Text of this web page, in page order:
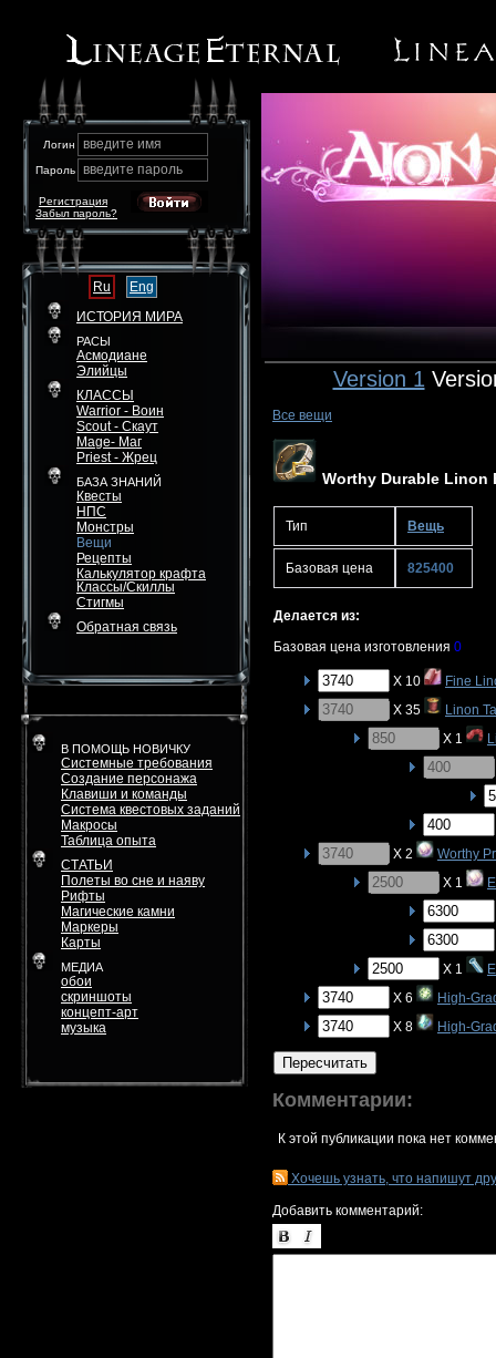
Логин введите имя
Пароль введите пароль
Забыл пароль?
Регистрация
Ru
Eng
ИСТОРИЯ МИРА
РАСЫ
Асмодиане
Элийцы
КЛАССЫ
Warrior - Воин
Scout - Скаут
Mage- Маг
Priest - Жрец
БАЗА ЗНАНИЙ
Квесты
НПС
Монстры
Вещи
Рецепты
Калькулятор крафта
Классы/Скиллы
Стигмы
Обратная связь
В ПОМОЩЬ НОВИЧКУ
Системные требования
Создание персонажа
Клавиши и команды
Система квестовых заданий
Макросы
Таблица опыта
СТАТЬИ
Полеты во сне и наяву
Рифты
Магические камни
Маркеры
Карты
МЕДИА
обои
скриншоты
концепт-арт
музыка
Version 1
Все вещи
Worthy Durable Linon
Тип Вещь
Базовая цена 825400
Делается из:
Базовая цена изготовления 0
X 10
Fine
X 35
Linon
X 1
X 2
Worthy
X 1
X 1
X 6
High-
X 8
High-
Пересчитать
Комментарии:
К этой публикации пока нет
Хочешь узнать, что напишут
Добавить комментарий: